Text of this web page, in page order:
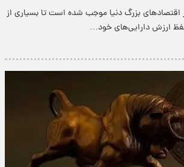
اقتصاد‌های بزرگ دنیا موجب شده است تا بسیاری از
ارزش دارایی‌های خود…